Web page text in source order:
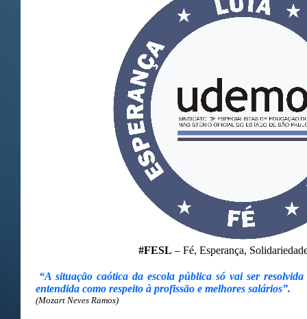
#FESL – Fé, Esperança,
“A situação caótica da escola pública só vai ser
entendida como respeito à profissão e melhores salários”.
(Mozart Neves Ramos)